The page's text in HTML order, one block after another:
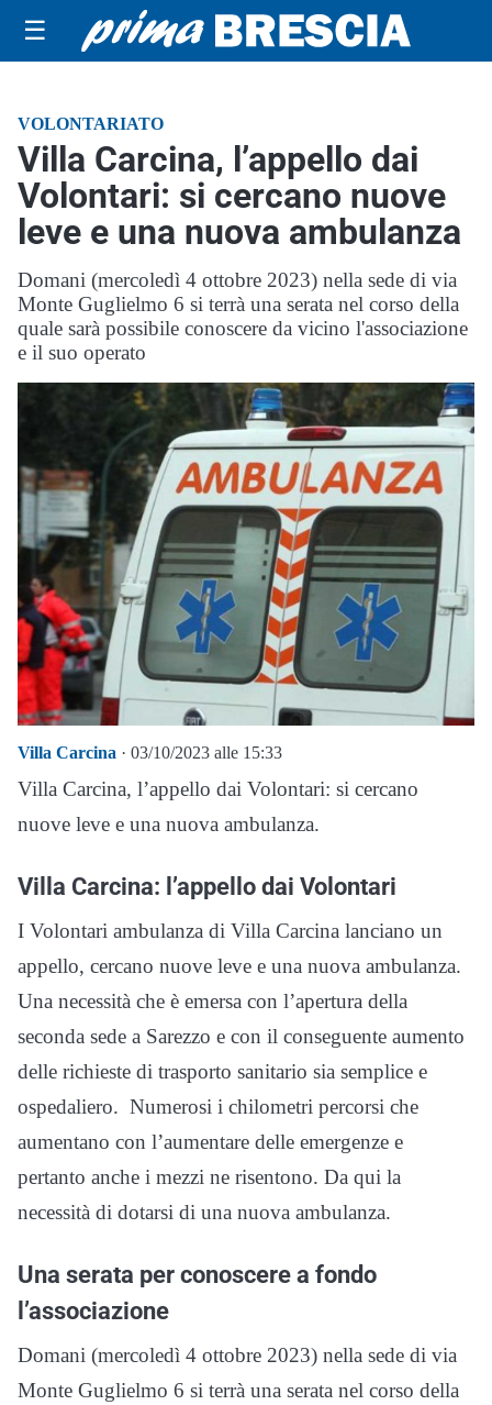
☰
VOLONTARIATO
Villa Carcina, l’appello dai
Volontari: si cercano nuove
leve e una nuova ambulanza
Domani (mercoledì 4 ottobre 2023) nella sede di via
Monte Guglielmo 6 si terrà una serata nel corso della
quale sarà possibile conoscere da vicino l'associazione
e il suo operato
Villa Carcina · 03/10/2023 alle 15:33
Villa Carcina, l’appello dai Volontari: si cercano
nuove leve e una nuova ambulanza.
Villa Carcina: l’appello dai Volontari
I Volontari ambulanza di Villa Carcina lanciano un
appello, cercano nuove leve e una nuova ambulanza.
Una necessità che è emersa con l’apertura della
seconda sede a Sarezzo e con il conseguente aumento
delle richieste di trasporto sanitario sia semplice e
ospedaliero. Numerosi i chilometri percorsi che
aumentano con l’aumentare delle emergenze e
pertanto anche i mezzi ne risentono. Da qui la
necessità di dotarsi di una nuova ambulanza.
Una serata per conoscere a fondo
l’associazione
Domani (mercoledì 4 ottobre 2023) nella sede di via
Monte Guglielmo 6 si terrà una serata nel corso della